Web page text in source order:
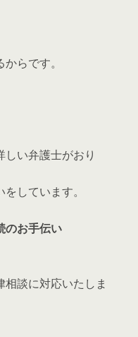
らです。
い弁護士がおり
しています。
のお手伝い
談に対応いたしま